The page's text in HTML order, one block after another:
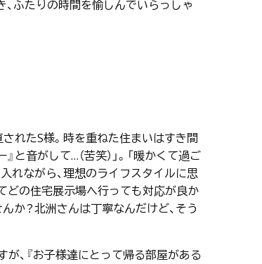
、ふたりの時間を愉しんでいらっしゃ
れたS様。時を重ねた住まいはすき間
音がして…（苦笑）」。「暖かくて過ご
れながら、理想のライフスタイルに思
てどの住宅展示場へ行っても対応が良か
か？北洲さんは丁寧なんだけど、そう
、『お子様達にとって帰る部屋がある